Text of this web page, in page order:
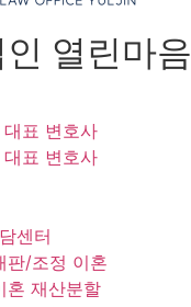
열린마음
대표 변호사
대표 변호사
센터
판/조정 이혼
혼 재산분할